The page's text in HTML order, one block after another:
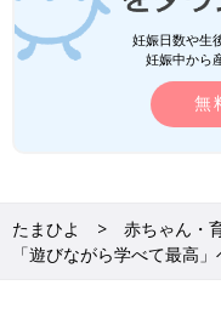
妊娠日数や生
妊娠中から
無
たまひよ 赤ちゃん・
「遊びながら学べて最高